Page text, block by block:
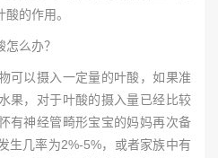
的作用。
么办？
以摄入一定量的叶酸，如果准
果，对于叶酸的摄入量已经比较
有神经管畸形宝宝的妈妈再次备
生几率为2%-5%，或者家族中有